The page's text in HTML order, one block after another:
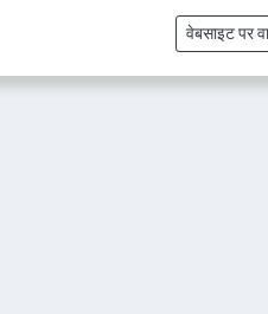
वेबसाइट पर